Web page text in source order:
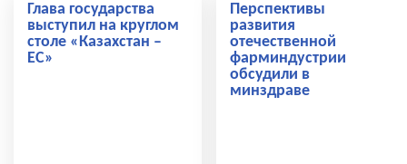
Глава государства
выступил на круглом
столе «Казахстан –
ЕС»
Перспективы
развития
отечественной
фарминдустрии
обсудили в
минздраве